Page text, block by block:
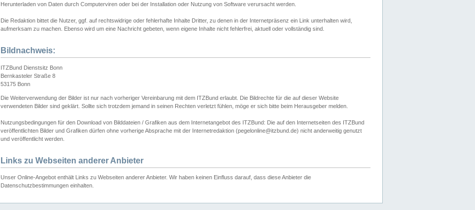
Herunterladen von Daten durch Computerviren oder bei der Installation oder Nutzung von Software verursacht werden.
Die Redaktion bittet die Nutzer, ggf. auf rechtswidrige oder fehlerhafte Inhalte Dritter, zu denen in der Internetpräsenz ein Link unterhalten wird,
aufmerksam zu machen. Ebenso wird um eine Nachricht gebeten, wenn eigene Inhalte nicht fehlerfrei, aktuell oder vollständig sind.
Bildnachweis:
ITZBund Dienstsitz Bonn
Bernkasteler Straße 8
53175 Bonn
Die Weiterverwendung der Bilder ist nur nach vorheriger Vereinbarung mit dem ITZBund erlaubt. Die Bildrechte für die auf dieser Website
verwendeten Bilder sind geklärt. Sollte sich trotzdem jemand in seinen Rechten verletzt fühlen, möge er sich bitte beim Herausgeber melden.
Nutzungsbedingungen für den Download von Bilddateien / Grafiken aus dem Internetangebot des ITZBund: Die auf den Internetseiten des ITZBund
veröffentlichten Bilder und Grafiken dürfen ohne vorherige Absprache mit der Internetredaktion (pegelonline@itzbund.de) nicht anderweitig genutzt
und veröffentlicht werden.
Links zu Webseiten anderer Anbieter
Unser Online-Angebot enthält Links zu Webseiten anderer Anbieter. Wir haben keinen Einfluss darauf, dass diese Anbieter die
Datenschutzbestimmungen einhalten.